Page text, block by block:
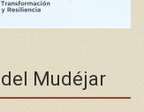
del Mudéjar